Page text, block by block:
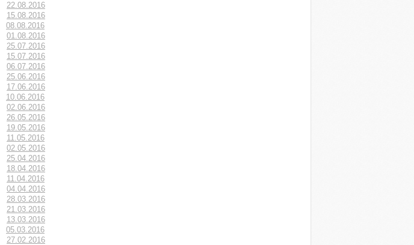
22.08.2016
15.08.2016
08.08.2016
01.08.2016
25.07.2016
15.07.2016
06.07.2016
25.06.2016
17.06.2016
10.06.2016
02.06.2016
26.05.2016
19.05.2016
11.05.2016
02.05.2016
25.04.2016
18.04.2016
11.04.2016
04.04.2016
28.03.2016
21.03.2016
13.03.2016
05.03.2016
27.02.2016